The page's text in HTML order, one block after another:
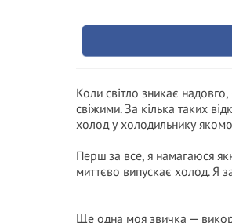
Коли світло зникає
свіжими. За кілька таких
холод у холодильнику
Перш за все, я намагаюся
миттєво випускає холод. Я
Ще одна моя звичка —